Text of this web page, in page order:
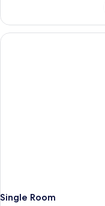
Country
View
anzeigen
Family
Room
With
Single Room